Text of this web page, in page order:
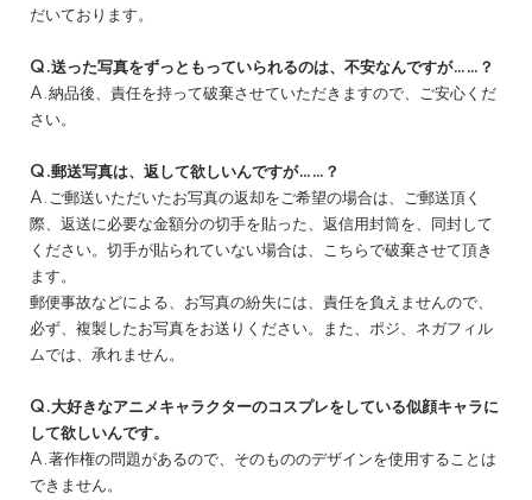
だいております。
Q.送った写真をずっともっていられるのは、不安なんですが……？
A.納品後、責任を持って破棄させていただきますので、ご安心くだ
さい。
Q.郵送写真は、返して欲しいんですが……？
A.ご郵送いただいたお写真の返却をご希望の場合は、ご郵送頂く
際、返送に必要な金額分の切手を貼った、返信用封筒を、同封して
ください。切手が貼られていない場合は、こちらで破棄させて頂き
ます。
郵便事故などによる、お写真の紛失には、責任を負えませんので、
必ず、複製したお写真をお送りください。また、ポジ、ネガフィル
ムでは、承れません。
Q.大好きなアニメキャラクターのコスプレをしている似顔キャラに
して欲しいんです。
A.著作権の問題があるので、そのもののデザインを使用することは
できません。